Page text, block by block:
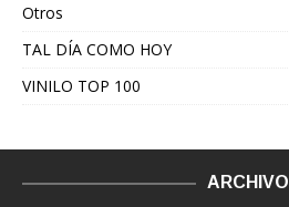
Otros
TAL DÍA COMO HOY
VINILO TOP 100
ARCHIVO